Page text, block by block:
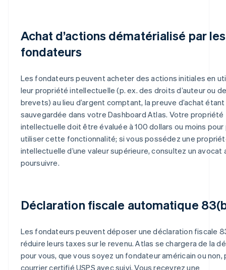
Achat d’actions dématérialisé par les
fondateurs
Les fondateurs peuvent acheter des actions initiales en
leur propriété intellectuelle (p. ex. des droits d’auteur ou
brevets) au lieu d’argent comptant, la preuve d’achat étant
sauvegardée dans votre Dashboard Atlas. Votre propriété
intellectuelle doit être évaluée à 100 dollars ou moins pour
utiliser cette fonctionnalité; si vous possédez une
intellectuelle d’une valeur supérieure, consultez un avocat
poursuivre.
Déclaration fiscale automatique
Les fondateurs peuvent déposer une déclaration fiscale
réduire leurs taxes sur le revenu. Atlas se chargera de la
pour vous, que vous soyez un fondateur américain ou non,
courrier certifié USPS avec suivi. Vous recevrez une